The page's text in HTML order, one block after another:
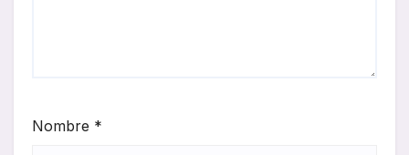
Nombre *